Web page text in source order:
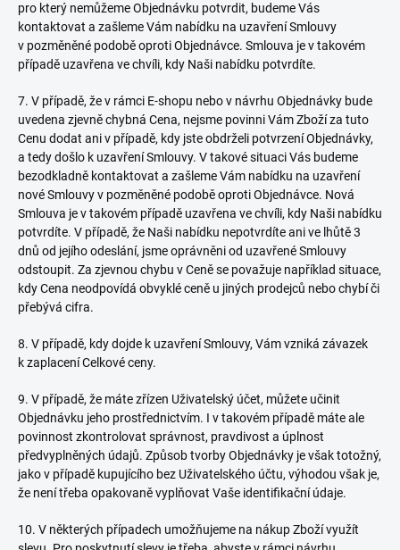
pro který nemůžeme Objednávku potvrdit, budeme Vás
kontaktovat a zašleme Vám nabídku na uzavření Smlouvy
v pozměněné podobě oproti Objednávce. Smlouva je v takovém
případě uzavřena ve chvíli, kdy Naši nabídku potvrdíte.
7. V případě, že v rámci E-shopu nebo v návrhu Objednávky bude
uvedena zjevně chybná Cena, nejsme povinni Vám Zboží za tuto
Cenu dodat ani v případě, kdy jste obdrželi potvrzení Objednávky,
a tedy došlo k uzavření Smlouvy. V takové situaci Vás budeme
bezodkladně kontaktovat a zašleme Vám nabídku na uzavření
nové Smlouvy v pozměněné podobě oproti Objednávce. Nová
Smlouva je v takovém případě uzavřena ve chvíli, kdy Naši nabídku
potvrdíte. V případě, že Naši nabídku nepotvrdíte ani ve lhůtě 3
dnů od jejího odeslání, jsme oprávněni od uzavřené Smlouvy
odstoupit. Za zjevnou chybu v Ceně se považuje například situace,
kdy Cena neodpovídá obvyklé ceně u jiných prodejců nebo chybí či
přebývá cifra.
8. V případě, kdy dojde k uzavření Smlouvy, Vám vzniká závazek
k zaplacení Celkové ceny.
9. V případě, že máte zřízen Uživatelský účet, můžete učinit
Objednávku jeho prostřednictvím. I v takovém případě máte ale
povinnost zkontrolovat správnost, pravdivost a úplnost
předvyplněných údajů. Způsob tvorby Objednávky je však totožný,
jako v případě kupujícího bez Uživatelského účtu, výhodou však je,
že není třeba opakovaně vyplňovat Vaše identifikační údaje.
10. V některých případech umožňujeme na nákup Zboží využít